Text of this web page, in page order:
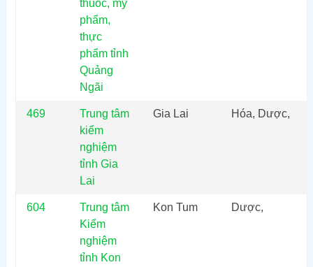
thuốc, mỹ
phẩm,
thực
phẩm tỉnh
Quảng
Ngãi
469
Trung tâm
kiểm
nghiệm
tỉnh Gia
Lai
Gia Lai Hóa, Dược,
604
Trung tâm
Kiểm
nghiệm
tỉnh Kon
Kon Tum Dược,